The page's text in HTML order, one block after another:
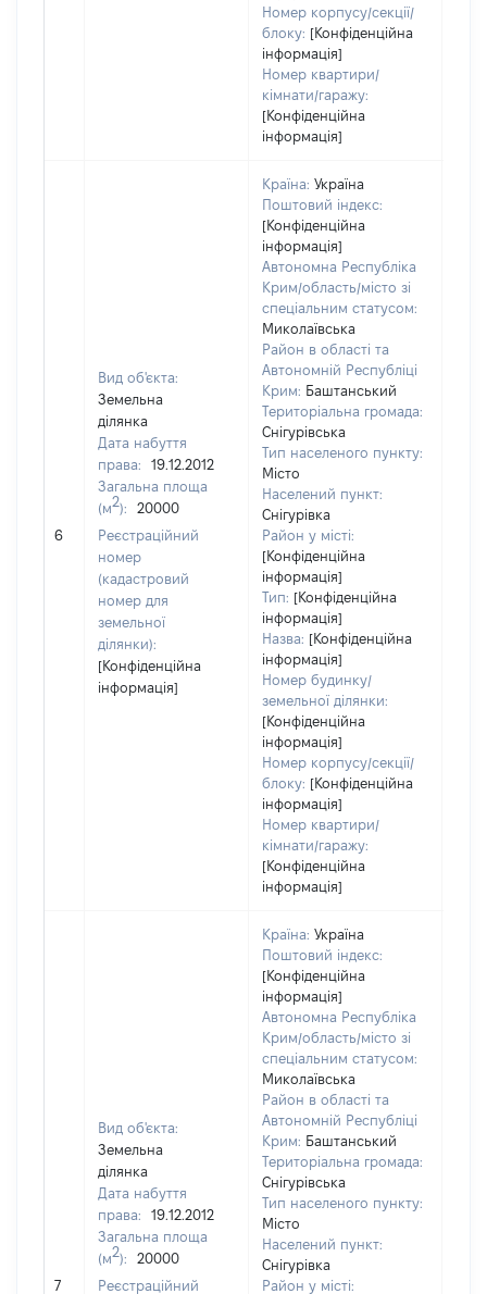
Номер корпусу/секції/
блоку: [Конфіденційна
інформація]
Номер квартири/
кімнати/гаражу:
[Конфіденційна
інформація]
6
Вид об'єкта:
Земельна
ділянка
Дата набуття
права:
19.12.2012
Загальна площа
(м2):
20000
Реєстраційний
номер
(кадастровий
номер для
земельної
ділянки):
[Конфіденційна
інформація]
Країна: Україна
Поштовий індекс:
[Конфіденційна
інформація]
Автономна Республіка
Крим/область/місто зі
спеціальним статусом:
Миколаївська
Район в області та
Автономній Республіці
Крим: Баштанський
Територіальна громада:
Снігурівська
Тип населеного пункту:
Місто
Населений пункт:
Снігурівка
Район у місті:
[Конфіденційна
інформація]
Тип: [Конфіденційна
інформація]
Назва: [Конфіденційна
інформація]
Номер будинку/
земельної ділянки:
[Конфіденційна
інформація]
Номер корпусу/секції/
блоку: [Конфіденційна
інформація]
Номер квартири/
кімнати/гаражу:
[Конфіденційна
інформація]
7
Вид об'єкта:
Земельна
ділянка
Дата набуття
права:
19.12.2012
Загальна площа
(м2):
20000
Реєстраційний
Країна: Україна
Поштовий індекс:
[Конфіденційна
інформація]
Автономна Республіка
Крим/область/місто зі
спеціальним статусом:
Миколаївська
Район в області та
Автономній Республіці
Крим: Баштанський
Територіальна громада:
Снігурівська
Тип населеного пункту:
Місто
Населений пункт:
Снігурівка
Район у місті: